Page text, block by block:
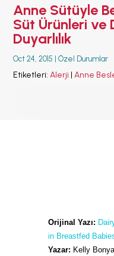
Anne Sütüyle
Süt Ürünleri ve
Duyarlılık
Oct 24, 2015 |Özel Durumlar
Etiketleri:Alerji |Anne
Orijinal Yazı:
in Breastfed
Yazar: Kelly